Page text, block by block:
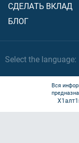
СДЕЛАТЬ ВКЛАД
БЛОГ
Select the language:
Вся